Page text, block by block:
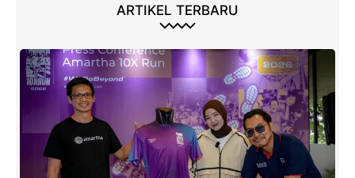
ARTIKEL TERBARU